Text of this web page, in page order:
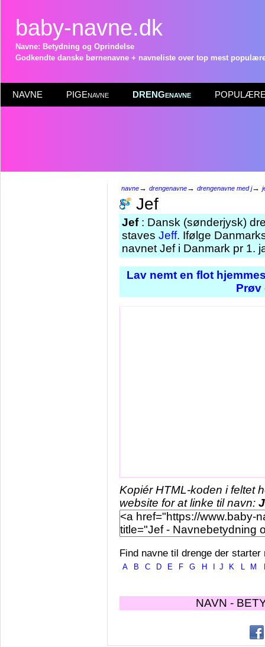
baby-navne.dk
Navne: Betydning og Oprindelse
Godkendte danske børnenavne + navneliste over top mest
NAVNE PIGEnavne DRENGenavne POPULÆRE
navne→ drengenavne→ drengenavne med j→
Jef
Jef: Dansk (sønderjysk)
staves Jeff. Ifølge
navnet Jef i Danmark pr 1.
Lav nemt en flot
Prøv
Kopiér HTML-koden i feltet
website for at linke til navn:
Find navne til drenge der starter
A B C D E F G H J K L M
NAVN -